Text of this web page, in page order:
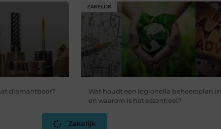
diamantboor?
ZAKELIJK
Wat houdt een legionella beheersplan in
en waarom is het essentieel?
Zakelijk